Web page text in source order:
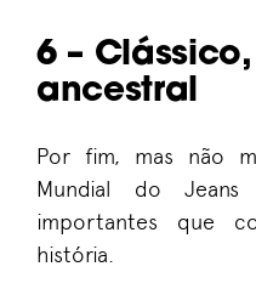
6 –
ancestral
Por fim, mas não
Mundial do
importantes que
história.